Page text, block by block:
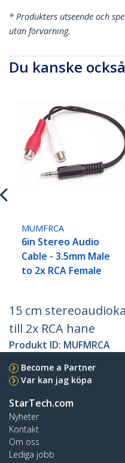
* Produkters utseende och
utan förvarning.
Du kanske
MUMFRCA
6in Stereo Audio
Cable - 3.5mm Male
to 2x RCA Female
15 cm
till 2x RCA hane
Produkt ID: MUFMRCA
Become a Partner
Var kan jag köpa
StarTech.com
Nyheter
Kontakt
Om oss
Lediga jobb